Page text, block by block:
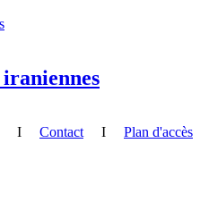
I Contact I Plan d'accès